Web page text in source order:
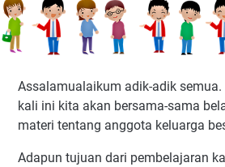
Assalamualaikum adik-adik
kali ini kita akan bersama-sama
materi tentang anggota keluarga
Adapun tujuan dari pembelajaran